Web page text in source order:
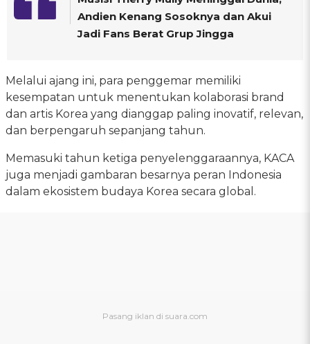
Andien Kenang Sosoknya dan Akui
Jadi Fans Berat Grup Jingga
Melalui ajang ini, para penggemar memiliki
kesempatan untuk menentukan kolaborasi brand
dan artis Korea yang dianggap paling inovatif, relevan,
dan berpengaruh sepanjang tahun.
Memasuki tahun ketiga penyelenggaraannya, KACA
juga menjadi gambaran besarnya peran Indonesia
dalam ekosistem budaya Korea secara global.